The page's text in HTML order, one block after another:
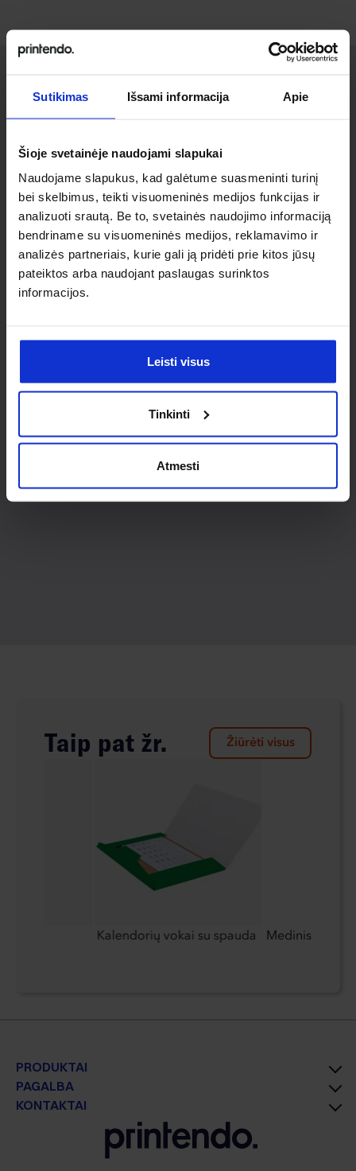
Sutikimas Išsami informacija Apie
Šioje svetainėje naudojami slapukai
Naudojame slapukus, kad galėtume suasmeninti turinį
bei skelbimus, teikti visuomeninės medijos funkcijas ir
analizuoti srautą. Be to, svetainės naudojimo informaciją
bendriname su visuomeninės medijos, reklamavimo ir
analizės partneriais, kurie gali ją pridėti prie kitos jūsų
pateiktos arba naudojant paslaugas surinktos
informacijos.
Leisti visus
Tinkinti
Atmesti
Ieškai
individualaus
sprendimo?
Susisiek su mumis dėl
nestandartinio produkto aptarimo.
Susisiekti
Taip pat žr. Žiūrėti visus
Kalendorių vokai su spauda Medinis raktų
PRODUKTAI
PAGALBA
KONTAKTAI